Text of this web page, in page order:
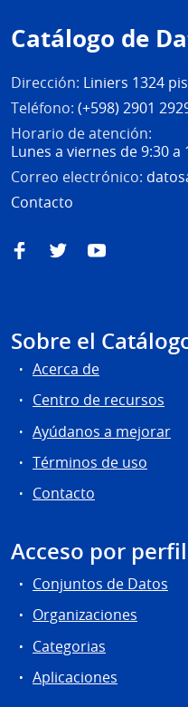
de
página
Catálogo de
Dirección: Liniers 1324
Teléfono: (+598) 2901
Horario de atención:
Lunes a viernes de 9:30 a
Correo electrónico:
Contacto
FacebookTwitterYouTube
Sobre el
Acerca de
Centro de recursos
Ayúdanos a mejorar
Términos de uso
Contacto
Acceso por
Conjuntos de Datos
Organizaciones
Categorias
Aplicaciones